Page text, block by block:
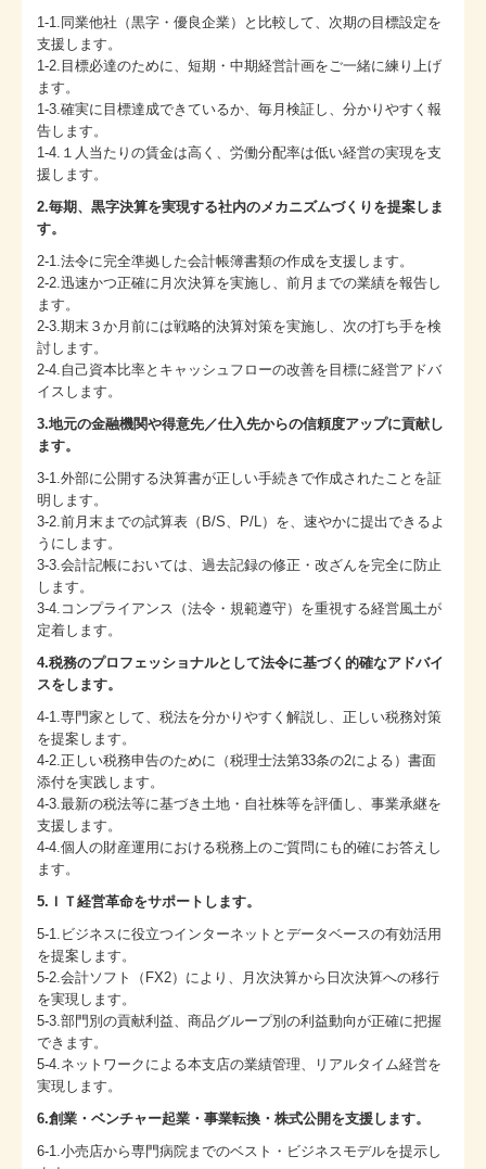
1-1.同業他社（黒字・優良企業）と比較して、次期の目標設定を
支援します。
1-2.目標必達のために、短期・中期経営計画をご一緒に練り上げ
ます。
1-3.確実に目標達成できているか、毎月検証し、分かりやすく報
告します。
1-4.１人当たりの賃金は高く、労働分配率は低い経営の実現を支
援します。
2.毎期、黒字決算を実現する社内のメカニズムづくりを提案しま
す。
2-1.法令に完全準拠した会計帳簿書類の作成を支援します。
2-2.迅速かつ正確に月次決算を実施し、前月までの業績を報告し
ます。
2-3.期末３か月前には戦略的決算対策を実施し、次の打ち手を検
討します。
2-4.自己資本比率とキャッシュフローの改善を目標に経営アドバ
イスします。
3.地元の金融機関や得意先／仕入先からの信頼度アップに貢献し
ます。
3-1.外部に公開する決算書が正しい手続きで作成されたことを証
明します。
3-2.前月末までの試算表（B/S、P/L）を、速やかに提出できるよ
うにします。
3-3.会計記帳においては、過去記録の修正・改ざんを完全に防止
します。
3-4.コンプライアンス（法令・規範遵守）を重視する経営風土が
定着します。
4.税務のプロフェッショナルとして法令に基づく的確なアドバイ
スをします。
4-1.専門家として、税法を分かりやすく解説し、正しい税務対策
を提案します。
4-2.正しい税務申告のために（税理士法第33条の2による）書面
添付を実践します。
4-3.最新の税法等に基づき土地・自社株等を評価し、事業承継を
支援します。
4-4.個人の財産運用における税務上のご質問にも的確にお答えし
ます。
5.ＩＴ経営革命をサポートします。
5-1.ビジネスに役立つインターネットとデータベースの有効活用
を提案します。
5-2.会計ソフト（FX2）により、月次決算から日次決算への移行
を実現します。
5-3.部門別の貢献利益、商品グループ別の利益動向が正確に把握
できます。
5-4.ネットワークによる本支店の業績管理、リアルタイム経営を
実現します。
6.創業・ベンチャー起業・事業転換・株式公開を支援します。
6-1.小売店から専門病院までのベスト・ビジネスモデルを提示し